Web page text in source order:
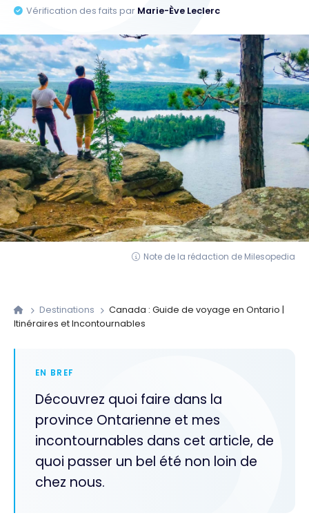
Vérification des faits par Marie-Ève Leclerc
Note de la rédaction de Milesopedia
Destinations
Canada : Guide de voyage en Ontario |
Itinéraires et Incontournables
EN BREF
Découvrez quoi faire dans la
province Ontarienne et mes
incontournables dans cet article, de
quoi passer un bel été non loin de
chez nous.